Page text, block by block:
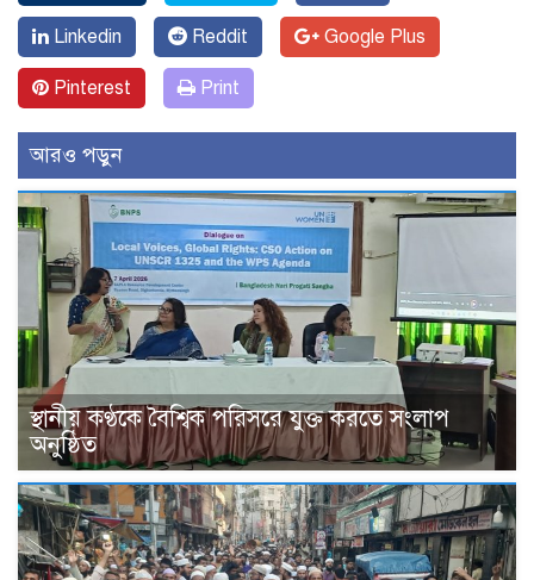
Linkedin Reddit Google Plus
Pinterest Print
আরও পড়ুন
স্থানীয় কণ্ঠকে বৈশ্বিক পরিসরে যুক্ত করতে সংলাপ
অনুষ্ঠিত